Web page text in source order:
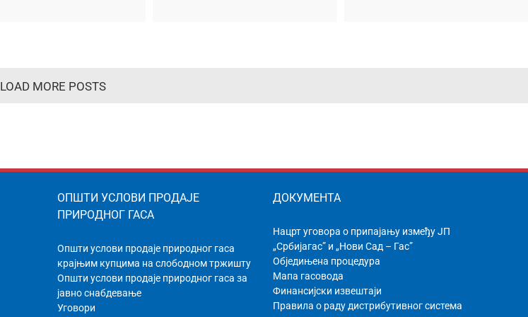
LOAD MORE POSTS
ОПШТИ УСЛОВИ ПРОДАЈЕ
ПРИРОДНОГ ГАСА
Општи услови продаје природног гаса
крајњим купцима на слободном тржишту
Општи услови продаје природног гаса за
јавно снабдевање
Уговори
ДОКУМЕНТА
Нацрт уговора о припајању између ЈП
„Србијагас” и „Нови Сад – Гас”
Обједињена процедура
Мапа гасовода
Финансијски извештаји
Правила о раду дистрибутивног системa